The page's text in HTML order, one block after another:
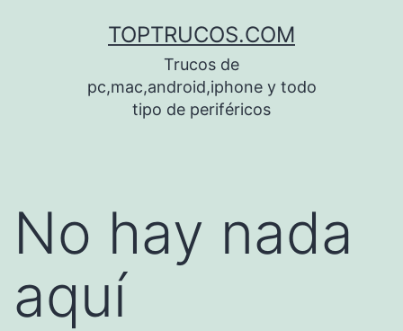
TOPTRUCOS.COM
Trucos de
pc,mac,android,iphone y todo
tipo de periféricos
No hay nada
aquí